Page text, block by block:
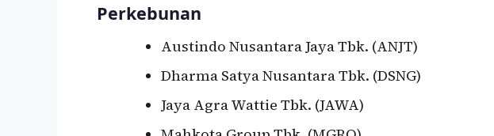
Perkebunan
Austindo Nusantara Jaya Tbk. (ANJT)
Dharma Satya Nusantara Tbk. (DSNG)
Jaya Agra Wattie Tbk. (JAWA)